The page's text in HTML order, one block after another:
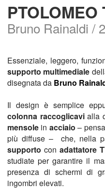
PTOLOMEO
Bruno Rainaldi /
Essenziale, leggero,
supporto multimediale
disegnata da Bruno
colonna raccoglicavi
mensole in acciaio –
supporto con adattatore
studiate per garantire il
presenza di schermi di
ingombri elevati.